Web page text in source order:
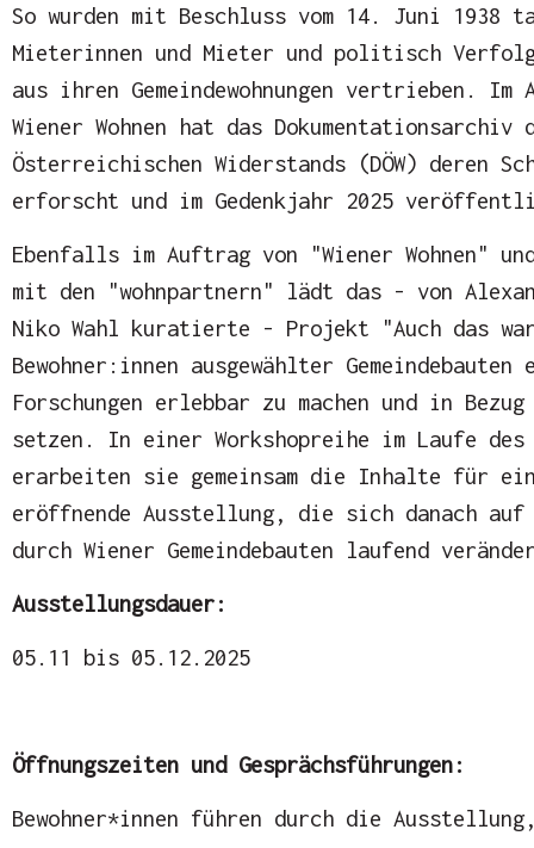
So wurden mit Beschluss vom 14. Juni 1938
Mieterinnen und Mieter und politisch
aus ihren Gemeindewohnungen vertrieben. Im
Wiener Wohnen hat das Dokumentationsarchiv
Österreichischen Widerstands (DÖW) deren
erforscht und im Gedenkjahr 2025
Ebenfalls im Auftrag von "Wiener Wohnen"
mit den "wohnpartnern" lädt das - von
Niko Wahl kuratierte - Projekt "Auch das
Bewohner:innen ausgewählter
Forschungen erlebbar zu machen und in
setzen. In einer Workshopreihe im Laufe des
erarbeiten sie gemeinsam die Inhalte für
eröffnende Ausstellung, die sich danach auf
durch Wiener Gemeindebauten laufend
Ausstellungsdauer:
05.11 bis 05.12.2025
Öffnungszeiten und Gesprächsführungen:
Bewohner*innen führen durch die